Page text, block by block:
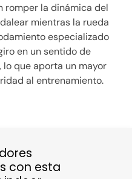
romper la dinámica del
mientras la rueda
especializado
en un sentido de
que aporta un mayor
al entrenamiento.
con esta